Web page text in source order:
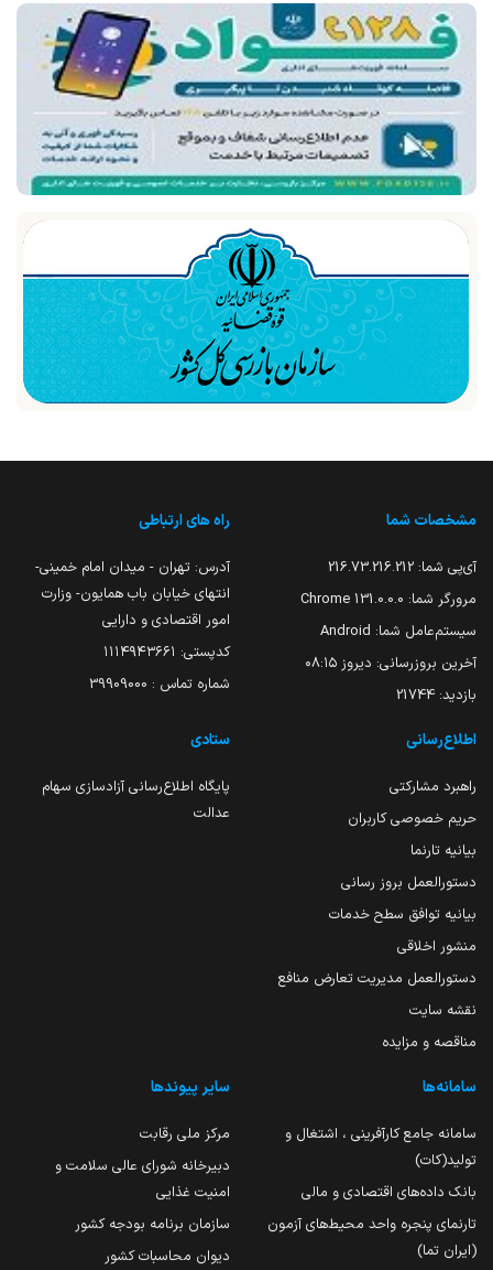
مشخصات شما
آی‌پی شما: 216.73.216.212
مرورگر شما: 131.0.0.0 Chrome
سیستم‌عامل شما: Android
آخرین بروزرسانی: دیروز ۰۸:۱۵
بازدید: 21744
راه های ارتباطی
آدرس: تهران - میدان امام خمینی-
انتهای خیابان باب همایون- وزارت
امور اقتصادی و دارایی
کدپستی: ۱۱۱۴۹۴۳۶۶۱
شماره تماس : 39909000
اطلاع‌رسانی
راهبرد مشارکتی
حریم خصوصی کاربران
بیانیه تارنما
دستورالعمل بروز رسانی
بیانیه توافق سطح خدمات
منشور اخلاقی
دستورالعمل مدیریت تعارض منافع
نقشه سایت
مناقصه و مزایده
ستادی
پایگاه اطلاع‌رسانی آزادسازی سهام
عدالت
سامانه‌ها
سامانه جامع کارآفرینی ، اشتغال و
تولید(کات)
بانک داده‌های اقتصادی و مالی
تارنمای پنجره واحد محیط‌های آزمون
(ایران تما)
سایر پیوندها
مرکز ملی رقابت
دبیرخانه شورای عالی سلامت و
امنیت غذایی
سازمان برنامه بودجه کشور
دیوان محاسبات کشور